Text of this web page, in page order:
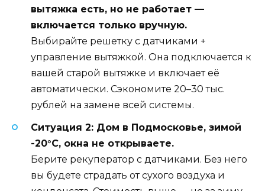
вытяжка есть, но не работает —
включается только вручную.
Выбирайте решетку с датчиками +
управление вытяжкой. Она подключается к
вашей старой вытяжке и включает её
автоматически. Сэкономите 20–30 тыс.
рублей на замене всей системы.
Ситуация 2: Дом в Подмосковье, зимой
-20°C, окна не открываете.
Берите рекуператор с датчиками. Без него
вы будете страдать от сухого воздуха и